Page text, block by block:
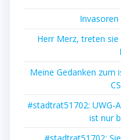
Invasoren
Herr Merz, treten
Meine Gedanken zum
#stadtrat51702: UWG-
ist nur